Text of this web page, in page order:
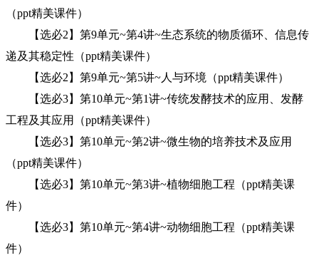
（ppt精美课件）
【选必2】第9单元~第4讲~生态系统的物质循环、信息传
递及其稳定性（ppt精美课件）
【选必2】第9单元~第5讲~人与环境（ppt精美课件）
【选必3】第10单元~第1讲~传统发酵技术的应用、发酵
工程及其应用（ppt精美课件）
【选必3】第10单元~第2讲~微生物的培养技术及应用
（ppt精美课件）
【选必3】第10单元~第3讲~植物细胞工程（ppt精美课
件）
【选必3】第10单元~第4讲~动物细胞工程（ppt精美课
件）